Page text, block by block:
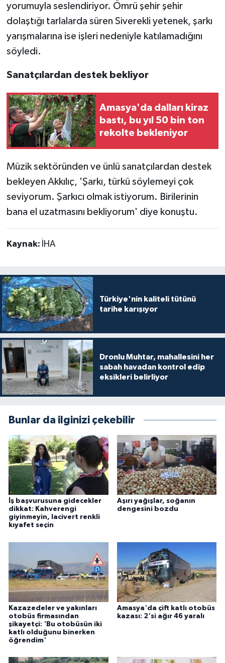
yorumuyla seslendiriyor. Ömrü şehir şehir
dolaştığı tarlalarda süren Siverekli yetenek, şarkı
yarışmalarına ise işleri nedeniyle katılamadığını
söyledi.
Sanatçılardan destek bekliyor
Amasya'da dalları kiraz
bastı, bu yıl 50 bin ton
rekolte bekleniyor
Müzik sektöründen ve ünlü sanatçılardan destek
bekleyen Akkılıç, 'Şarkı, türkü söylemeyi çok
seviyorum. Şarkıcı olmak istiyorum. Birilerinin
bana el uzatmasını bekliyorum' diye konuştu.
Kaynak: İHA
Türkiye'nin kaliteli tütünü
tarihe karışıyor
Dronlu Muhtar, mahallesini her
sabah havadan kontrol edip
eksikleri belirliyor
Bunlar da ilginizi çekebilir
İş başvurusuna gidecekler
dikkat: Kahverengi
giyinmeyin, lacivert renkli
kıyafet seçin
Aşırı yağışlar, soğanın
dengesini bozdu
Kazazedeler ve yakınları
otobüs firmasından
şikayetçi: 'Bu otobüsün iki
katlı olduğunu binerken
öğrendim'
Amasya'da çift katlı otobüs
kazası: 2'si ağır 46 yaralı